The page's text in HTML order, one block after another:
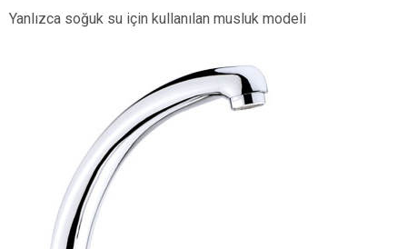
Yanlızca soğuk su için kullanılan musluk modeli